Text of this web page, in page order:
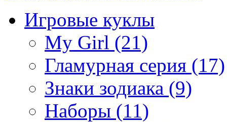
Игровые куклы
My Girl (21)
Гламурная серия (17)
Знаки зодиака (9)
Наборы (11)